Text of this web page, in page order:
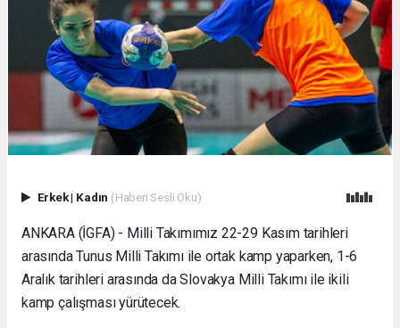
Erkek| Kadın (Haberi Sesli Oku)
ANKARA (İGFA) - Milli Takımımız 22-29 Kasım tarihleri
arasında Tunus Milli Takımı ile ortak kamp yaparken, 1-6
Aralık tarihleri arasında da Slovakya Milli Takımı ile ikili
kamp çalışması yürütecek.